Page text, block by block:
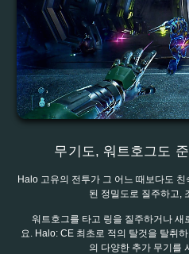
무기도, 워트호그도
Halo 고유의 전투가 그 어느 때보다도
된 정밀도로 질주하고,
워트호그를 타고 링을 질주하거나 새
요. Halo: CE 최초로 적의 탈것을 탈취
의 다양한 추가 무기를